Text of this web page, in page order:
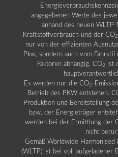
angegebenen Werte des
anhand des neuen
Kraftstoffverbrauch und der CO2
nur von der effizienten
Pkw, sondern auch vom
Faktoren abhängig. CO2 ist
Es werden nur die CO2 -
Betrieb des PKW entstehen.
Produktion und Bereitstellung
bzw. der Energieträger
werden bei der Ermittlung der
nicht
Gemäß Worldwide Harmonised
(WLTP) ist bei voll aufgeladener